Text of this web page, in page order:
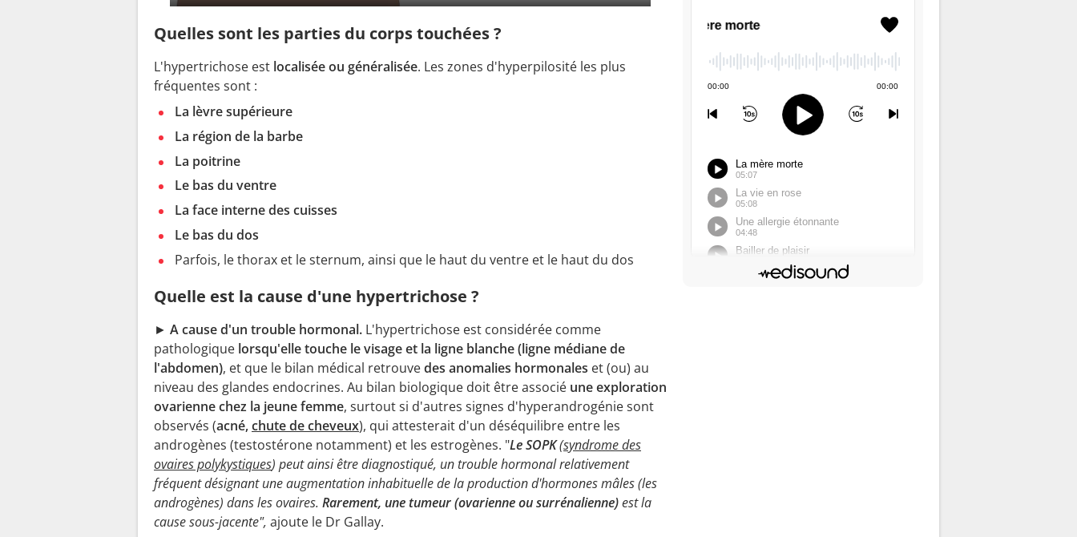
Quelles sont les parties du corps touchées ?
L'hypertrichose est localisée ou généralisée. Les zones d'hyperpilosité les plus
fréquentes sont :
La lèvre supérieure
La région de la barbe
La poitrine
Le bas du ventre
La face interne des cuisses
Le bas du dos
Parfois, le thorax et le sternum, ainsi que le haut du ventre et le haut du dos
Quelle est la cause d'une hypertrichose ?
► A cause d'un trouble hormonal. L'hypertrichose est considérée comme
pathologique lorsqu'elle touche le visage et la ligne blanche (ligne médiane de
l'abdomen), et que le bilan médical retrouvedes anomalies hormonales et (ou) au
niveau des glandes endocrines. Au bilan biologique doit être associé une exploration
ovarienne chez la jeune femme, surtout si d'autres signes d'hyperandrogénie sont
observés (acné,chute de cheveux), qui attesterait d'un déséquilibre entre les
androgènes (testostérone notamment) et les estrogènes. "Le SOPK(syndrome des
ovaires polykystiques) peut ainsi être diagnostiqué, un trouble hormonal relativement
fréquent désignant une augmentation inhabituelle de la production d'hormones mâles (les
androgènes) dans les ovaires. Rarement, une tumeur (ovarienne ou surrénalienne)est la
cause sous-jacente", ajoute le Dr Gallay.